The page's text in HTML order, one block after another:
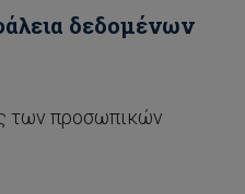
δεδομένων
των προσωπικών